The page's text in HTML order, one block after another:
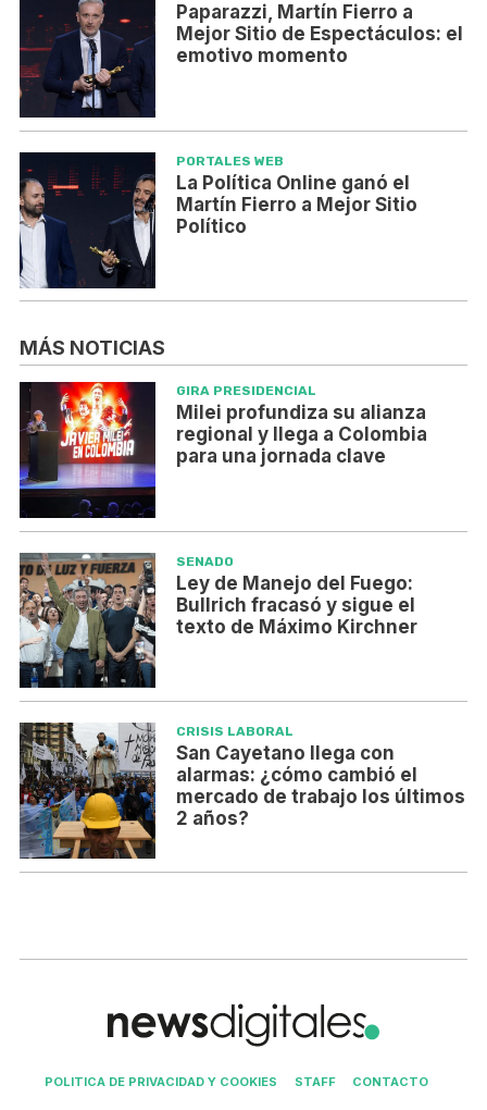
Paparazzi, Martín Fierro a
Mejor Sitio de Espectáculos: el
emotivo momento
PORTALES WEB
La Política Online ganó el
Martín Fierro a Mejor Sitio
Político
MÁS NOTICIAS
GIRA PRESIDENCIAL
Milei profundiza su alianza
regional y llega a Colombia
para una jornada clave
SENADO
Ley de Manejo del Fuego:
Bullrich fracasó y sigue el
texto de Máximo Kirchner
CRISIS LABORAL
San Cayetano llega con
alarmas: ¿cómo cambió el
mercado de trabajo los últimos
2 años?
POLITICA DE PRIVACIDAD Y COOKIES STAFF CONTACTO